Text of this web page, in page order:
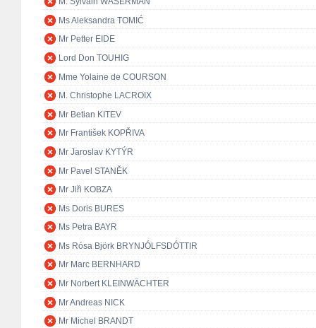
Ms Aleksandra TOMIĆ
Mr Petter EIDE
Lord Don TOUHIG
Mme Yolaine de COURSON
M. Christophe LACROIX
Mr Betian KITEV
Mr František KOPŘIVA
Mr Jaroslav KYTÝR
Mr Pavel STANĚK
Mr Jiři KOBZA
Ms Doris BURES
Ms Petra BAYR
Ms Rósa Björk BRYNJÓLFSDÓTTIR
Mr Marc BERNHARD
Mr Norbert KLEINWÄCHTER
Mr Andreas NICK
Mr Michel BRANDT